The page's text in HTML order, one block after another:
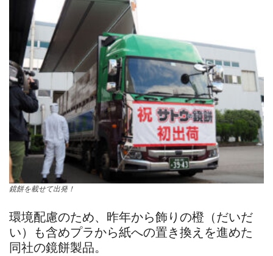
鏡餅を載せて出発！
環境配慮のため、昨年から飾りの橙（だいだ
い）も含めプラから紙への置き換えを進めた
同社の鏡餅製品。